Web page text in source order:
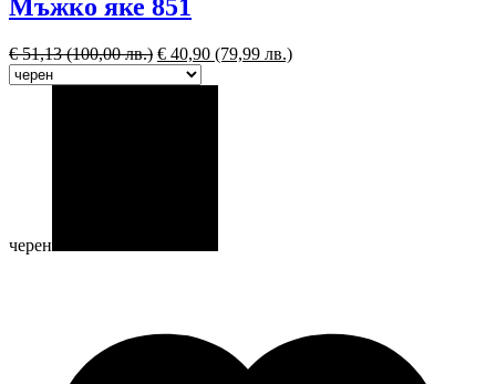
Мъжко яке 851
€51,13(100,00 лв.) € 40,90 (79,99 лв.)
черен